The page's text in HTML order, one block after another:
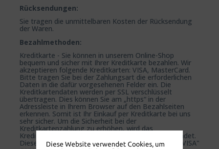
Rücksendungen:
Sie tragen die unmittelbaren Kosten der Rücksendung
der Waren.
Bezahlmethoden:
Kreditkarte - Sie können in unserem Online-Shop
bequem und sicher mit Ihrer Kreditkarte bezahlen. Wir
akzeptieren folgende Kreditkarten: VISA, MasterCard.
Bitte tragen Sie bei der Zahlungsart die erforderlichen
Daten in die dafür vorgesehenen Felder ein. Die
Kreditkartendaten werden per SSL verschlüsselt
übertragen. Dies können Sie am „https“ in der
Adressleiste in Ihrem Browser auf den Bezahlseiten
erkennen. Somit ist Ihr Einkauf per Kreditkarte bei uns
sehr sicher. Um die Sicherheit bei der
Kreditkartenzahlung zu erhöhen, wird das
Kreditkartensicherheitsverfahren 3D-Secure verwendet.
Dieses Verfahren wird bei VISA-Karten "Verified by VISA"
Diese Website verwendet Cookies, um